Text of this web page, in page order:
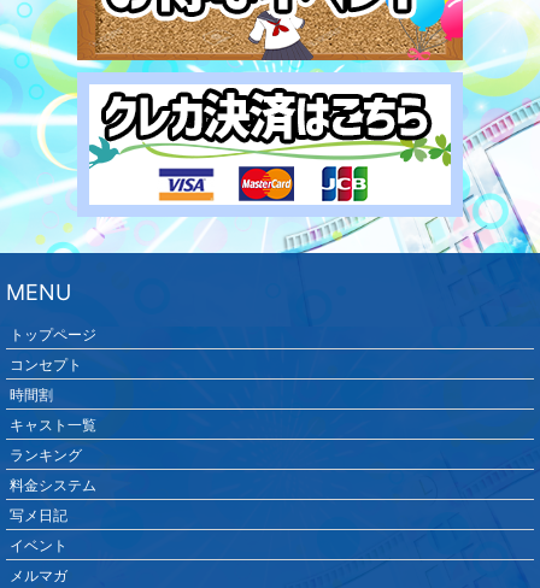
MENU
トップページ
コンセプト
時間割
キャスト一覧
ランキング
料金システム
写メ日記
イベント
メルマガ